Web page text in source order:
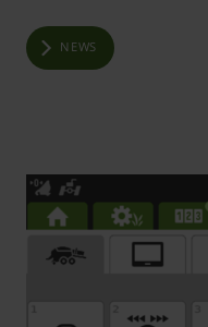
NEWS